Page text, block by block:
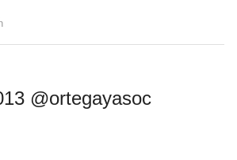
@ortegayasoc